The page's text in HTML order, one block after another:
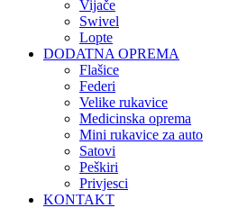
Vijače
Swivel
Lopte
DODATNA OPREMA
Flašice
Federi
Velike rukavice
Medicinska oprema
Mini rukavice za auto
Satovi
Peškiri
Privjesci
KONTAKT